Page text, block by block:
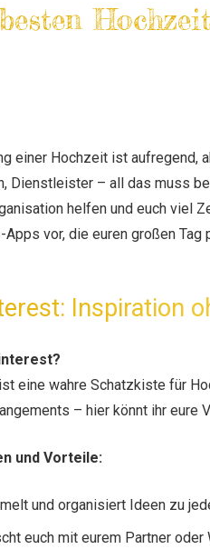
einer Hochzeit ist aufregend,
Dienstleister – all das muss
helfen und euch viel
vor, die euren großen Tag
Inspiration
eine wahre Schatzkiste für
– hier könnt ihr eure
und Vorteile:
und organisiert Ideen zu
euch mit eurem Partner